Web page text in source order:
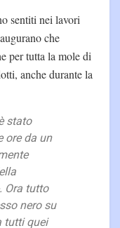
sentiti nei lavori
che
per tutta la mole di
anche durante la
stato
ore da un
Ora tutto
nero su
tutti quei